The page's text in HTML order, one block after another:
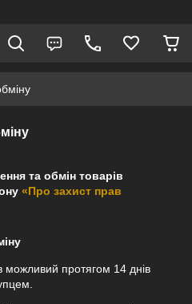
та обмін товарів
«Про захист прав
можливий протягом 14 днів